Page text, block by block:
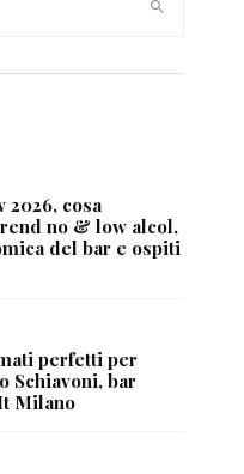
2026, cosa
no & low alcol,
del bar e ospiti
perfetti per
Schiavoni, bar
Milano